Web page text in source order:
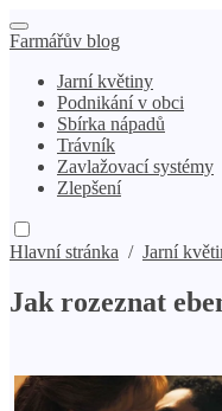
Farmářův blog
Jarní květiny
Podnikání v obci
Sbírka nápadů
Trávník
Zavlažovací systémy
Zlepšení
Hlavní stránka / Jarní
Jak rozeznat